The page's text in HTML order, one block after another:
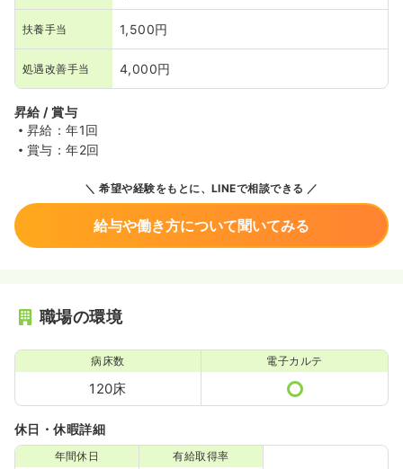
扶養手当 1,500円
処遇改善手当 4,000円
昇給 / 賞与
昇給：年1回
賞与：年2回
希望や経験をもとに、LINEで相談できる
給与や働き方について聞いてみる
職場の環境
病床数
120床
電子カルテ
休日・休暇詳細
年間休日 有給取得率